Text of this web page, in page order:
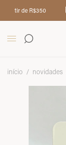
de R$350
início / novidades